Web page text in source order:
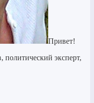
Привет!
эксперт,